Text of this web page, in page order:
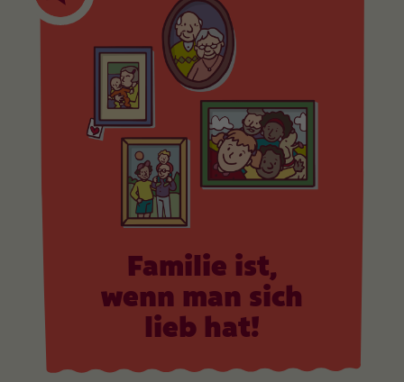
Familie ist,
wenn man sich
lieb hat!